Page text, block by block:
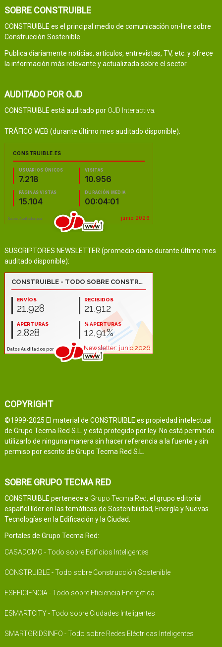
SOBRE CONSTRUIBLE
CONSTRUIBLE es el principal medio de comunicación on-line sobre
Construcción Sostenible.
Publica diariamente noticias, artículos, entrevistas, TV, etc. y ofrece
la información más relevante y actualizada sobre el sector.
AUDITADO POR OJD
CONSTRUIBLE está auditado por OJD Interactiva
TRÁFICO WEB (durante último mes auditado disponible):
SUSCRIPTORES NEWSLETTER (promedio diario durante último mes
auditado disponible):
COPYRIGHT
©1999-2025 El material de CONSTRUIBLE es propiedad intelectual
de Grupo Tecma Red S.L. y está protegido por ley. No está permitido
utilizarlo de ninguna manera sin hacer referencia a la fuente y sin
permiso por escrito de Grupo Tecma Red S.L.
SOBRE GRUPO TECMA RED
CONSTRUIBLE pertenece a Grupo Tecma Red, el grupo editorial
español líder en las temáticas de Sostenibilidad, Energía y Nuevas
Tecnologías en la Edificación y la Ciudad.
Portales de Grupo Tecma Red:
CASADOMO - Todo sobre Edificios Inteligentes
CONSTRUIBLE - Todo sobre Construcción Sostenible
ESEFICIENCIA - Todo sobre Eficiencia Energética
ESMARTCITY - Todo sobre Ciudades Inteligentes
SMARTGRIDSINFO - Todo sobre Redes Eléctricas Inteligentes